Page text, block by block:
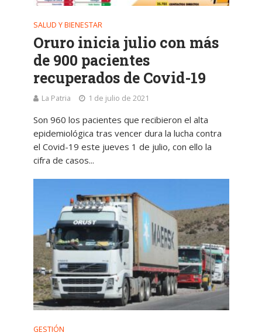
SALUD Y BIENESTAR
Oruro inicia julio con más
de 900 pacientes
recuperados de Covid-19
La Patria 1 de julio de 2021
Son 960 los pacientes que recibieron el alta
epidemiológica tras vencer dura la lucha contra
el Covid-19 este jueves 1 de julio, con ello la
cifra de casos...
GESTIÓN